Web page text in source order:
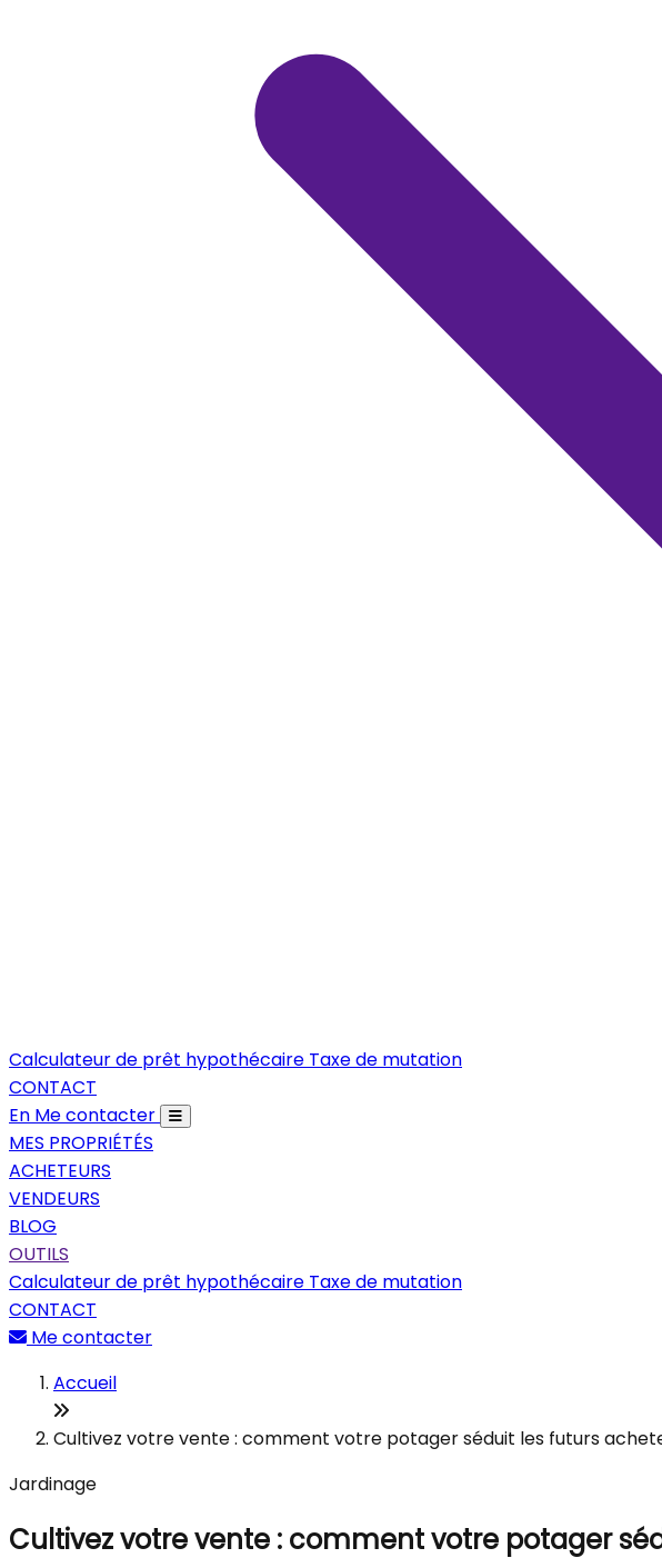
Calculateur de prêt hypothécaire Taxe de mutation
CONTACT
En Me contacter
MES PROPRIÉTÉS
ACHETEURS
VENDEURS
BLOG
OUTILS
Calculateur de prêt hypothécaire Taxe de mutation
CONTACT
Me contacter
Accueil
Cultivez votre vente : comment votre potager séduit les futurs
Jardinage
Cultivez votre vente : comment votre potager